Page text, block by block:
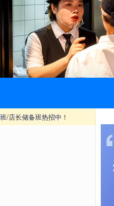
品牌资深烘焙大师现场展
品装饰的创意搭配，大师们
品研发周期”“门店标准化操
供了极具针对性的职业发展建